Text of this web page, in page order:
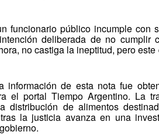
funcionario público incumple con
deliberada de no cumplir
no castiga la ineptitud, pero
información de esta nota fue
el portal Tiempo Argentino. La
distribución de alimentos
la justicia avanza en una